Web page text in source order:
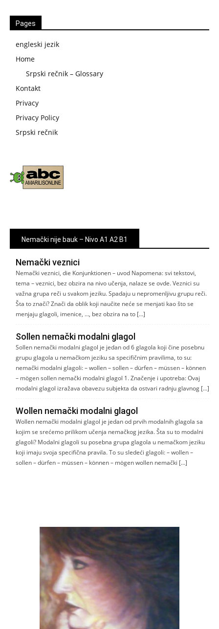
Pages
engleski jezik
Home
Srpski rečnik – Glossary
Kontakt
Privacy
Privacy Policy
Srpski rečnik
Nemački nije bauk – Nivo A1 A2 B1
Nemački veznici
Nemački veznici, die Konjunktionen – uvod Napomena: svi tekstovi,
tema – veznici, bez obzira na nivo učenja, nalaze se ovde. Veznici su
važna grupa reči u svakom jeziku. Spadaju u nepromenljivu grupu reči.
Šta to znači? Znači da oblik koji naučite neće se menjati kao što se
menjaju glagoli, imenice, …, bez obzira na to […]
Sollen nemački modalni glagol
Sollen nemački modalni glagol je jedan od 6 glagola koji čine posebnu
grupu glagola u nemačkom jeziku sa specifičnim pravilima, to su:
nemački modalni glagoli: – wollen – sollen – dürfen – müssen – können
– mögen sollen nemački modalni glagol 1. Značenje i upotreba: Ovaj
modalni glagol izražava obavezu subjekta da ostvari radnju glavnog […]
Wollen nemački modalni glagol
Wollen nemački modalni glagol je jedan od prvih modalnih glagola sa
kojim se srećemo prilikom učenja nemačkog jezika. Šta su to modalni
glagoli? Modalni glagoli su posebna grupa glagola u nemačkom jeziku
koji imaju svoja specifična pravila. To su sledeći glagoli: – wollen –
sollen – dürfen – müssen – können – mögen wollen nemački […]